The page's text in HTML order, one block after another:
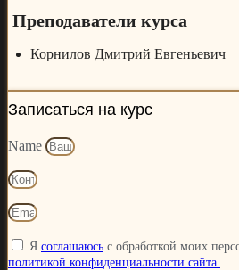
Преподаватели курса
Корнилов Дмитрий Евгеньевич
Записаться на курс
Name
Я соглашаюсь с обработкой моих
политикой конфиденциальности сайта.